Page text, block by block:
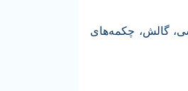
گالش، چکمه‌های